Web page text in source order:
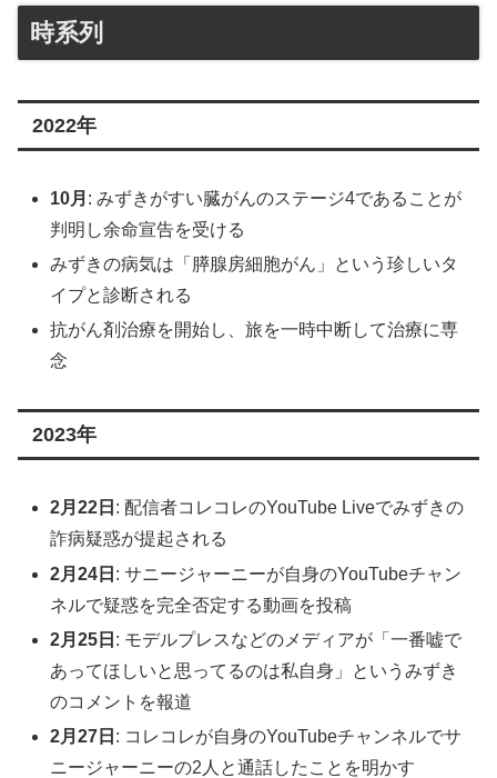
時系列
2022年
10月 : みずきがすい臓がんのステージ4であることが
判明し余命宣告を受ける
みずきの病気は「膵腺房細胞がん」という珍しいタ
イプと診断される
抗がん剤治療を開始し、旅を一時中断して治療に専
念
2023年
2月22日 : 配信者コレコレのYouTube Liveでみずきの
詐病疑惑が提起される
2月24日 : サニージャーニーが自身のYouTubeチャン
ネルで疑惑を完全否定する動画を投稿
2月25日 : モデルプレスなどのメディアが「一番嘘で
あってほしいと思ってるのは私自身」というみずき
のコメントを報道
2月27日 : コレコレが自身のYouTubeチャンネルでサ
ニージャーニーの2人と通話したことを明かす